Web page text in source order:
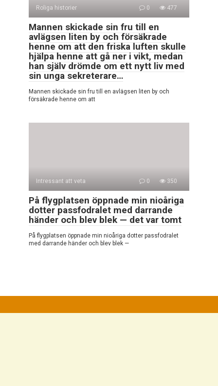
Roliga historier 0 477
Mannen skickade sin fru till en
avlägsen liten by och försäkrade
henne om att den friska luften skulle
hjälpa henne att gå ner i vikt, medan
han själv drömde om ett nytt liv med
sin unga sekreterare…
Mannen skickade sin fru till en avlägsen liten by och
försäkrade henne om att
Intressant att veta 0 350
På flygplatsen öppnade min nioåriga
dotter passfodralet med darrande
händer och blev blek — det var tomt
På flygplatsen öppnade min nioåriga dotter passfodralet
med darrande händer och blev blek —